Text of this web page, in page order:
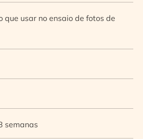
que usar no ensaio de fotos de
semanas